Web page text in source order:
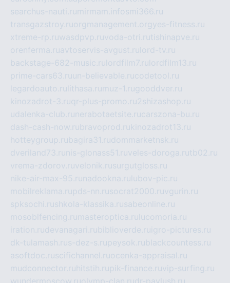
searchus-nauti.ru mirmam.infosmi366.ru
transgazstroy.ruorgmanagement.orgyes-fitness.ru
xtreme-rp.ruwasdpvp.ruvoda-otri.rutishinapve.ru
orenferma.ruavtoservis-avgust.ru lord-tv.ru
backstage-682-music.ru lordfilm7.ru lordfilm13.ru
prime-cars63.ruun-believable.rucodetool.ru
legardoauto.ru lithasa.ru muz-1.rugooddver.ru
kinozadrot-3.ruqr-plus-promo.ru2shizashop.ru
udalenka-club.ru nerabotaetsite.rucarszona-bu.ru
dash-cash-now.rubravoprod.rukinozadrot13.ru
hotteygroup.rubagira31.rudommarketnsk.ru
dveriland73.ru nis-glonass51.ruveles-doroga.rutb02.ru
vrema-zdorov.ruvelonik.rusurgutgloss.ru
nike-air-max-95.ru nadookna.ru lubov-pic.ru
mobilreklama.rupds-nn.rusocrat2000.ruvgurin.ru
spksochi.rushkola-klassika.rusabeonline.ru
mosoblfencing.ru masteroptica.ru lucomoria.ru
iration.rudevanagari.rubiblioverde.ru igro-pictures.ru
dk-tulamash.rus-dez-s.rupeysok.rublackcountess.ru
asoftdoc.ruscifichannel.ruocenka-appraisal.ru
mudconnector.ru hitstih.rupik-finance.ruvip-surfing.ru
wundermoscow.ruolymp-clan.rudr-pavlush.ru